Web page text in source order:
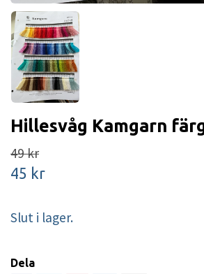
Hillesvåg Kamgarn
49 kr
45 kr
Slut i lager.
Dela